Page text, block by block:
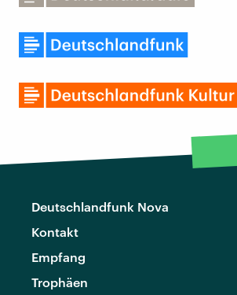
Deutschlandfunk Nova
Kontakt
Empfang
Trophäen